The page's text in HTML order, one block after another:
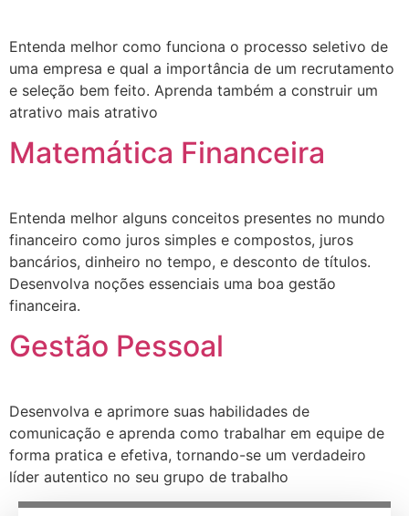
Entenda melhor como funciona o processo seletivo de
uma empresa e qual a importância de um recrutamento
e seleção bem feito. Aprenda também a construir um
atrativo mais atrativo
Matemática Financeira
Entenda melhor alguns conceitos presentes no mundo
financeiro como juros simples e compostos, juros
bancários, dinheiro no tempo, e desconto de títulos.
Desenvolva noções essenciais uma boa gestão
financeira.
Gestão Pessoal
Desenvolva e aprimore suas habilidades de
comunicação e aprenda como trabalhar em equipe de
forma pratica e efetiva, tornando-se um verdadeiro
líder autentico no seu grupo de trabalho